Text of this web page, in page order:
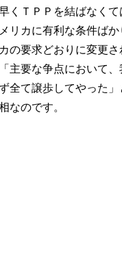
くＴＰＰを結ばなくて
カに有利な条件ば
の要求どおりに変更
主要な争点において
全て譲歩してやった」
なのです。